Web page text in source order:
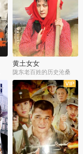
黄土女女
陇东老百姓的历史沧桑
全44集